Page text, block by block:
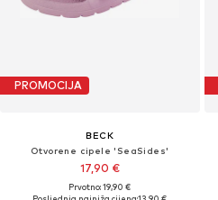
PROMOCIJA
BECK
Otvorene cipele 'SeaSides'
17,90 €
Prvotno: 19,90 €